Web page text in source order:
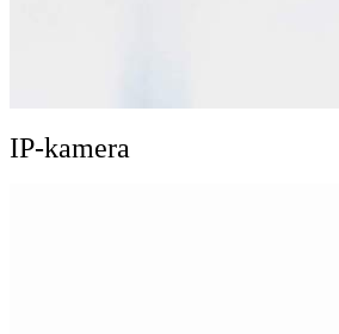
IP-kamera